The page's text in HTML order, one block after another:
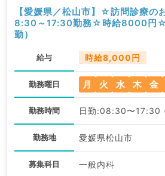
【愛媛県／松山市】☆訪問診療の
8:30～17:30勤務☆時給8000円☆
勤）
給与 時給8,000円
勤務曜日 月 火 水 木 金
勤務時間 日勤:08:30〜17:30
勤務地 愛媛県松山市
募集科目 一般内科